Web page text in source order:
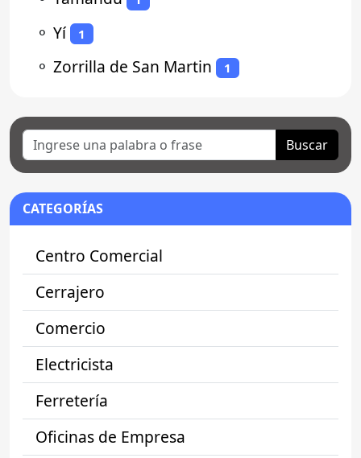
⚬ Yí 1
⚬ Zorrilla de San Martin 1
Buscar
CATEGORÍAS
Centro Comercial
Cerrajero
Comercio
Electricista
Ferretería
Oficinas de Empresa